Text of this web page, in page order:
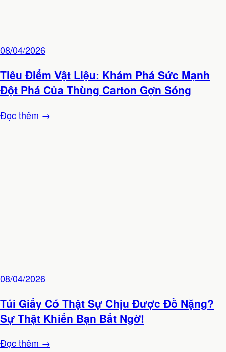
08/04/2026
Tiêu Điểm Vật Liệu: Khám Phá Sức Mạnh
Đột Phá Của Thùng Carton Gợn Sóng
Đọc thêm →
08/04/2026
Túi Giấy Có Thật Sự Chịu Được Đồ Nặng?
Sự Thật Khiến Bạn Bất Ngờ!
Đọc thêm →